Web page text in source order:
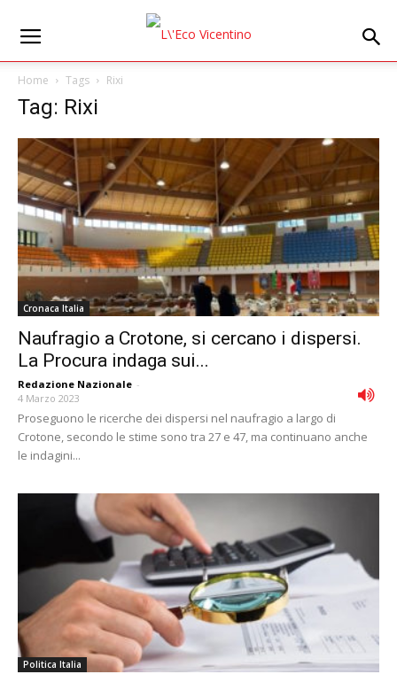
Home Tags Rixi
Tag: Rixi
Cronaca Italia
Naufragio a Crotone, si cercano i dispersi.
La Procura indaga sui...
Redazione Nazionale -
4 Marzo 2023
Proseguono le ricerche dei dispersi nel naufragio a largo di
Crotone, secondo le stime sono tra 27 e 47, ma continuano anche
le indagini...
Politica Italia